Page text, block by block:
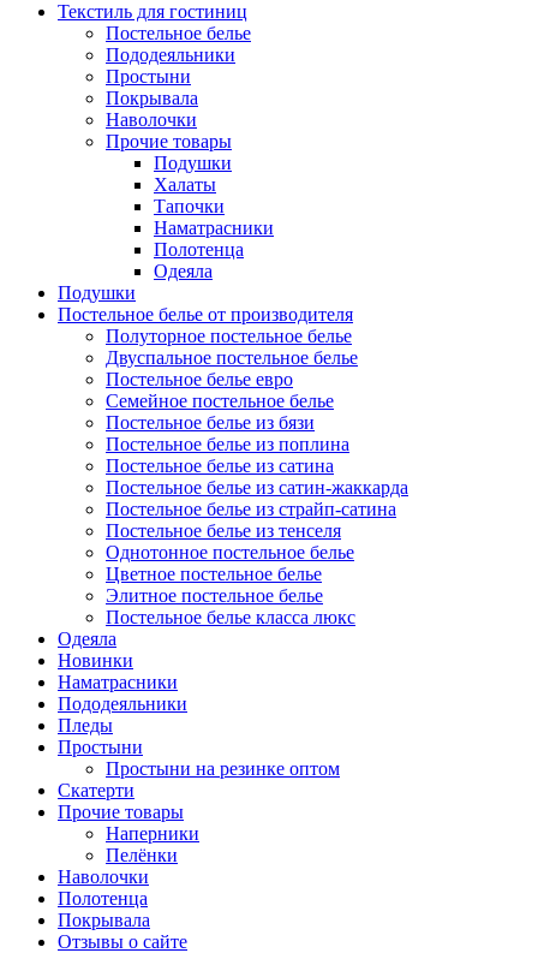
Текстиль для гостиниц
Постельное белье
Пододеяльники
Простыни
Покрывала
Наволочки
Прочие товары
Подушки
Халаты
Тапочки
Наматрасники
Полотенца
Одеяла
Подушки
Постельное белье от производителя
Полуторное постельное белье
Двуспальное постельное белье
Постельное белье евро
Семейное постельное белье
Постельное белье из бязи
Постельное белье из поплина
Постельное белье из сатина
Постельное белье из сатин-жаккарда
Постельное белье из страйп-сатина
Постельное белье из тенселя
Однотонное постельное белье
Цветное постельное белье
Элитное постельное белье
Постельное белье класса люкс
Одеяла
Новинки
Наматрасники
Пододеяльники
Пледы
Простыни
Простыни на резинке оптом
Скатерти
Прочие товары
Наперники
Пелёнки
Наволочки
Полотенца
Покрывала
Отзывы о сайте